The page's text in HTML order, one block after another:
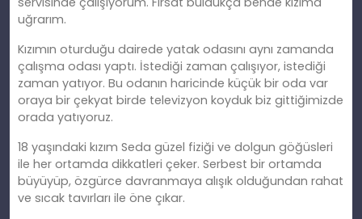
uğrarım.
Kızımın oturduğu dairede yatak odasını aynı zamanda
çalışma odası yaptı. İstediği zaman çalışıyor, istediği
zaman yatıyor. Bu odanın haricinde küçük bir oda var
oraya bir çekyat birde televizyon koyduk biz gittiğimizde
orada yatıyoruz.
18 yaşındaki kızım Seda güzel fiziği ve dolgun göğüsleri
ile her ortamda dikkatleri çeker. Serbest bir ortamda
büyüyüp, özgürce davranmaya alışık olduğundan rahat
ve sıcak tavırları ile öne çıkar.